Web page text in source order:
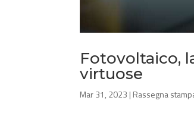
Fotovoltaico,
virtuose
Mar 31, 2023 | Rassegna